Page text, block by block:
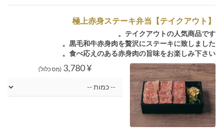
【テイクアウト】極上赤身ステーキ弁当
テイクアウトの人気商品です。
黒毛和牛赤身肉を贅沢にステーキに致しました。
食べ応えのある赤身肉の旨味をお楽しみ下さい。
¥ 3,780 (מס כלול)